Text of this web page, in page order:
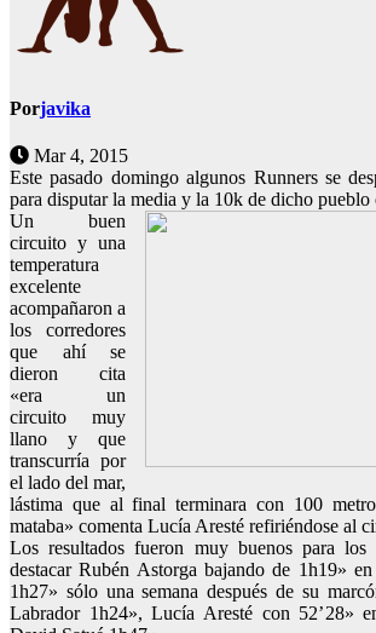
Porjavika
Mar 4, 2015
Este pasado domingo algunos Runners se
para disputar la media y la 10k de dicho pueblo
Un buen
circuito y una
temperatura
excelente
acompañaron a
los corredores
que ahí se
dieron cita
«era un
circuito muy
llano y que
transcurría por
el lado del mar,
lástima que al final terminara con 100
mataba» comenta Lucía Aresté refiriéndose al
Los resultados fueron muy buenos para los
destacar Rubén Astorga bajando de 1h19»
1h27» sólo una semana después de su
Labrador 1h24», Lucía Aresté con 52’28»